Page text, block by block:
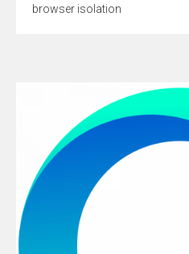
browser isolation